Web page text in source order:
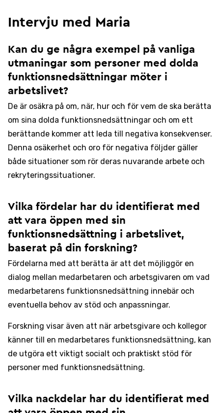
Intervju med Maria
Kan du ge några exempel på vanliga
utmaningar som personer med dolda
funktionsnedsättningar möter i
arbetslivet?
De är osäkra på om, när, hur och för vem de ska berätta
om sina dolda funktionsnedsättningar och om ett
berättande kommer att leda till negativa konsekvenser.
Denna osäkerhet och oro för negativa följder gäller
både situationer som rör deras nuvarande arbete och
rekryteringssituationer.
Vilka fördelar har du identifierat med
att vara öppen med sin
funktionsnedsättning i arbetslivet,
baserat på din forskning?
Fördelarna med att berätta är att det möjliggör en
dialog mellan medarbetaren och arbetsgivaren om vad
medarbetarens funktionsnedsättning innebär och
eventuella behov av stöd och anpassningar.
Forskning visar även att när arbetsgivare och kollegor
känner till en medarbetares funktionsnedsättning, kan
de utgöra ett viktigt socialt och praktiskt stöd för
personer med funktionsnedsättning.
Vilka nackdelar har du identifierat med